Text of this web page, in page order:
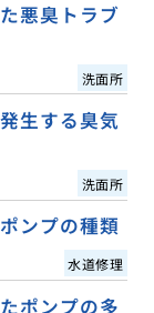
悪臭トラブ
洗面所
生する臭気
洗面所
ンプの種類
水道修理
ポンプの多